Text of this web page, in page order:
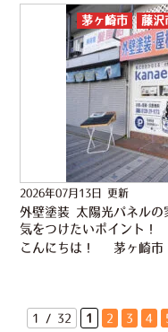
2026年07月13日 更新
外壁塗装 太陽光パネルの
気をつけたいポイント！
茅ヶ崎市 藤沢
1 / 32 1 2 3 4